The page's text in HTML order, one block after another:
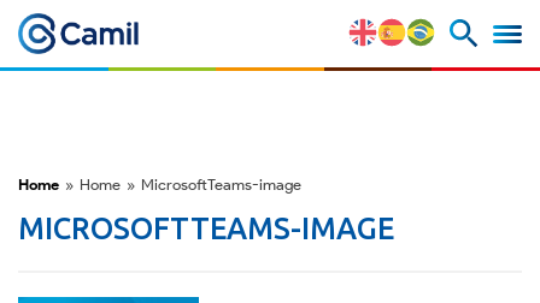
Estratégia y Ventajas
Home » Home » MicrosoftTeams-image
MICROSOFTTEAMS-IMAGE